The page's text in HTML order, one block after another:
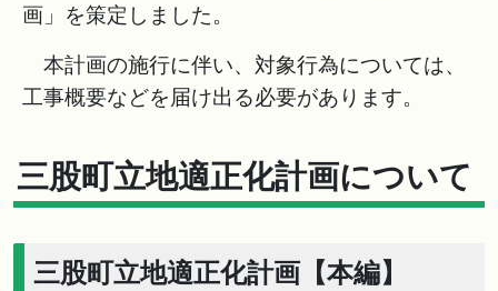
画」を策定しました。
本計画の施行に伴い、対象行為については、
工事概要などを届け出る必要があります。
三股町立地適正化計画について
三股町立地適正化計画【本編】